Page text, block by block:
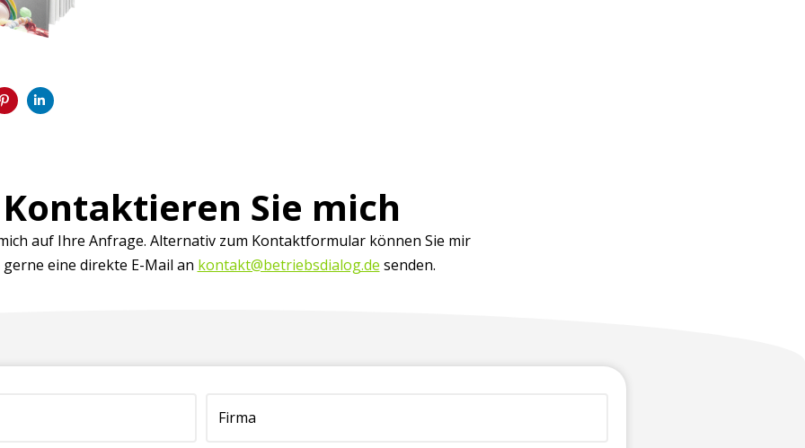
Kontaktieren Sie mich
auf Ihre Anfrage. Alternativ zum Kontaktformular können Sie mir
gerne eine direkte E-Mail an kontakt@betriebsdialog.de senden.